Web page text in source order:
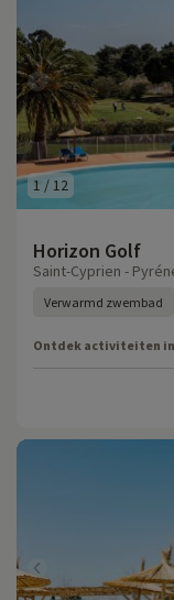
1 /12
Horizon Golf
Saint-Cyprien -
Verwarmd zwembad
Ontdek activiteiten